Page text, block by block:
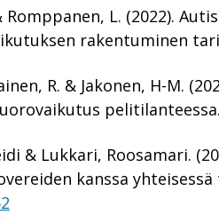
Romppanen, L. (2022).
rakentuminen
R. & Jakonen, H-M.
pelitilanteessa.
& Lukkari, Roosamari.
kanssa